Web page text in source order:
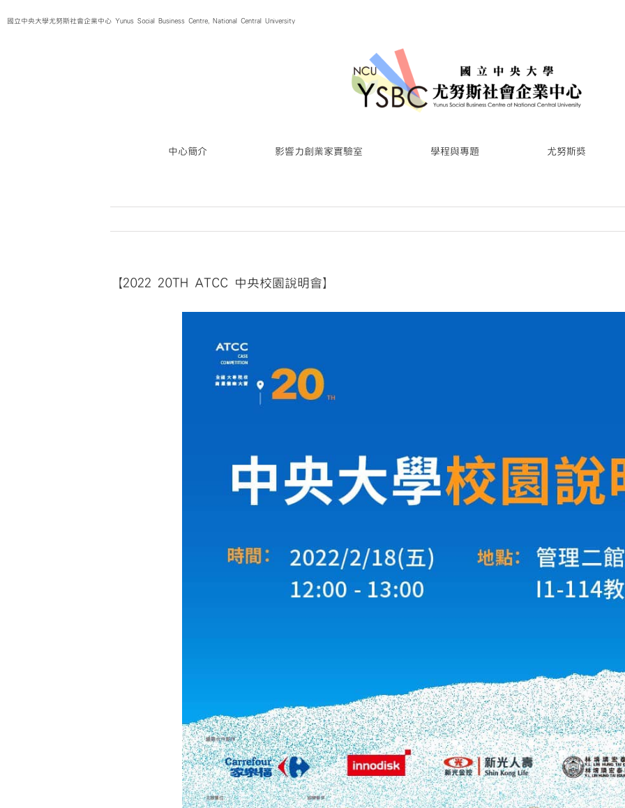
to國立中央大學尤努斯社會企業中心 Yunus Social Business Centre, National Central University
中心簡介 影響力創業家實驗室 學程與專題 尤努斯獎
【2022 20TH ATCC 中央校園說明會】